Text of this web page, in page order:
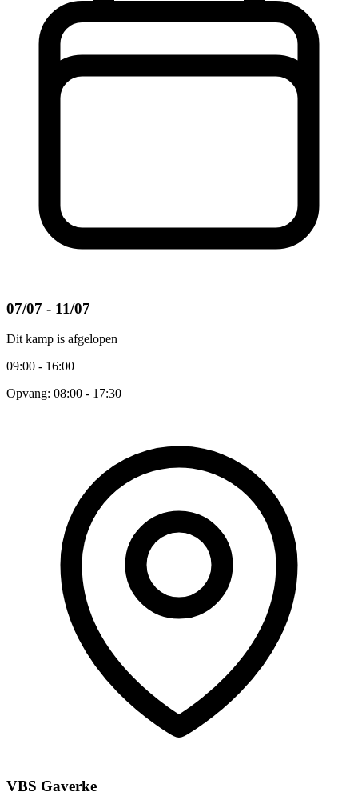
07/07 - 11/07
Dit kamp is afgelopen
09:00 - 16:00
Opvang: 08:00 - 17:30
VBS Gaverke